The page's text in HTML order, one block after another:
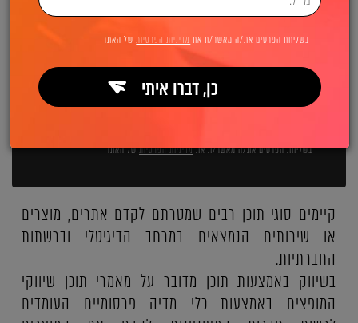
בשליחת הפרטים את/ה מאשר/ת אתמדיניות הפרטיותשל האתר
קיימים סוגי תוכן רבים שמטרתם לקדם אתרים, מוצרים
או שירותים הנמצאים במרחב הדיגיטלי וברשתות
החברתיות.
בשיווק באמצעות תוכן מדובר על מאמרי תוכן שיווקי
המופצים באמצעות כלי מדיה פרסומיים העומדים
בשליחת הפרטים את/ה מאשר/ת את מדיניות הפרטיותשל האתר
כן, דברו איתי